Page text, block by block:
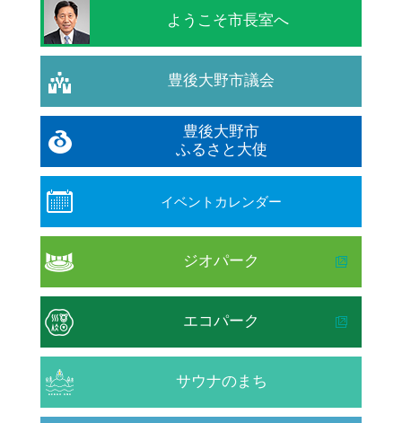
ようこそ市長室へ
豊後大野市議会
豊後大野市
ふるさと大使
イベントカレンダー
ジオパーク
エコパーク
サウナのまち